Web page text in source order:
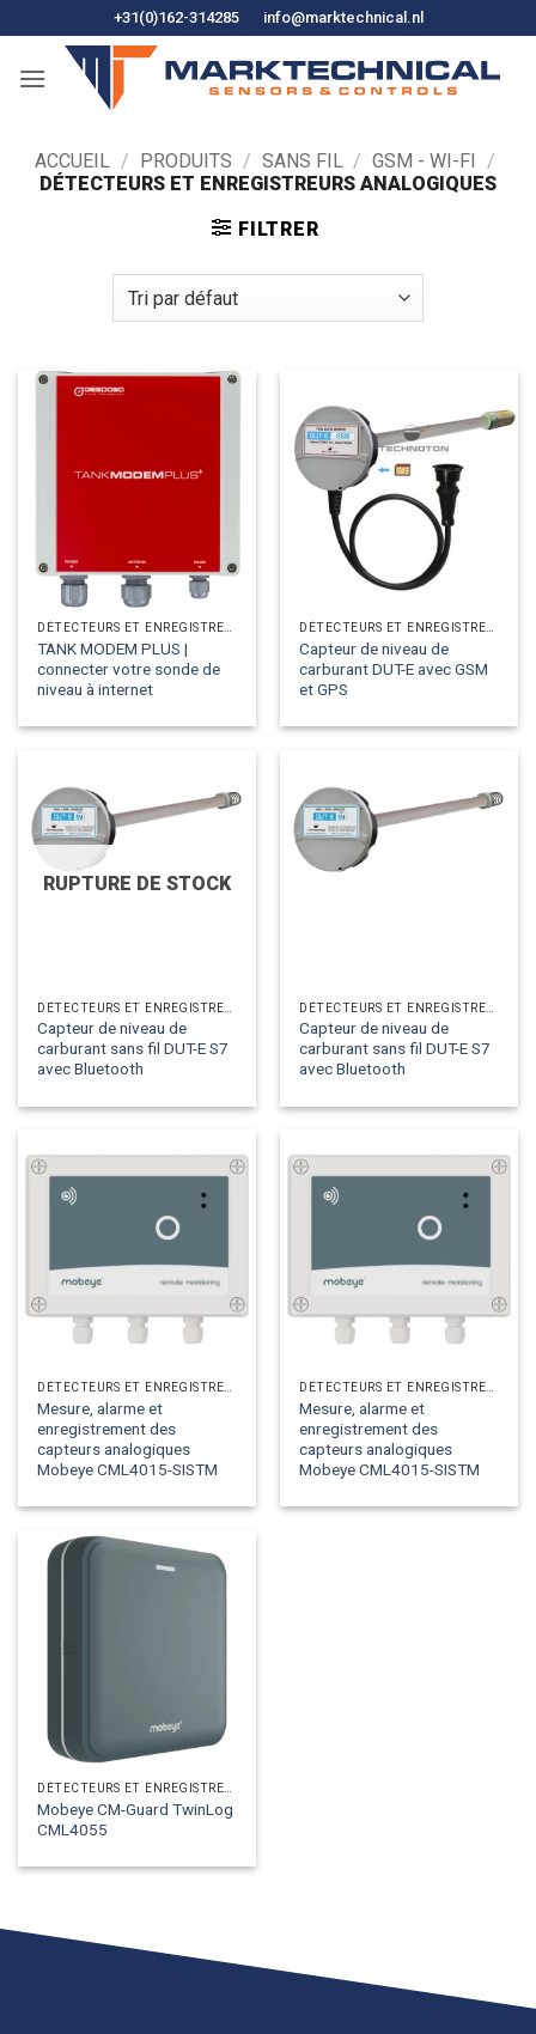
to
content
+31(0)162-314285 info@marktechnical.nl
ACCUEIL / PRODUITS / SANS FIL / GSM - WI-FI
/
DÉTECTEURS ET ENREGISTREURS ANALOGIQUES
FILTRER
TANK MODEM PLUS |
connecter votre sonde de
niveau à internet
Capteur de niveau de
carburant DUT-E avec GSM
et GPS
RUPTURE DE STOCK
Capteur de niveau de
carburant sans fil DUT-E S7
avec Bluetooth
Capteur de niveau de
carburant sans fil DUT-E S7
avec Bluetooth
DÉTECTEURS ET ENREGISTREURS ANALOGIQUES
Mesure, alarme et
enregistrement des
capteurs analogiques
Mobeye CML4015-SISTM
DÉTECTEURS ET ENREGISTREURS ANALOGIQUES
Mesure, alarme et
enregistrement des
capteurs analogiques
Mobeye CML4015-SISTM
Mobeye CM-Guard TwinLog
CML4055